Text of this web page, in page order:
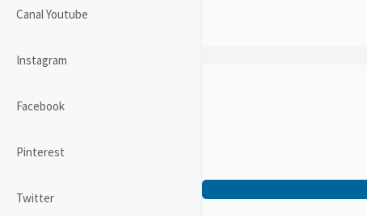
Canal Youtube
Instagram
Facebook
Pinterest
Twitter